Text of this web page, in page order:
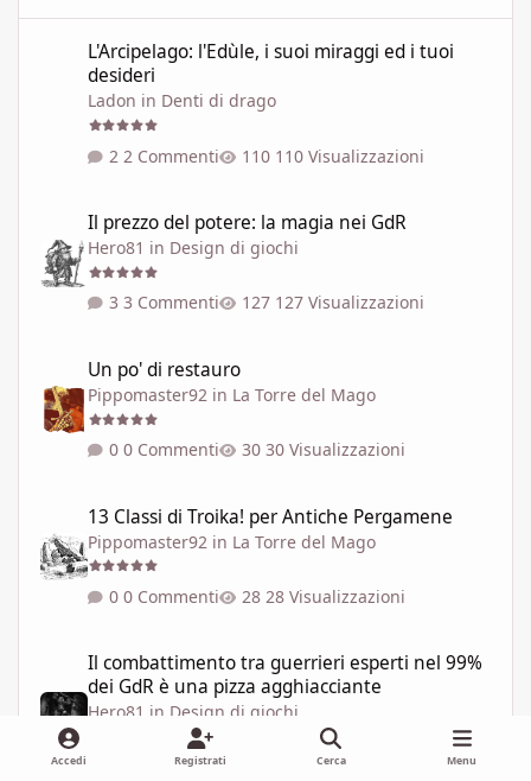
L'Arcipelago: l'Edùle, i suoi miraggi ed i tuoi
desideri
Ladon in Denti di drago
2 Commenti 110 Visualizzazioni
Il prezzo del potere: la magia nei GdR
Hero81 in Design di giochi
3 Commenti 127 Visualizzazioni
Un po' di restauro
Pippomaster92 in La Torre del Mago
0 Commenti 30 Visualizzazioni
13 Classi di Troika! per Antiche Pergamene
Pippomaster92 in La Torre del Mago
0 Commenti 28 Visualizzazioni
Il combattimento tra guerrieri esperti nel 99%
dei GdR è una pizza agghiacciante
Hero81 in Design di giochi
6 Commenti 257 Visualizzazioni
Accedi Registrati Cerca Menu